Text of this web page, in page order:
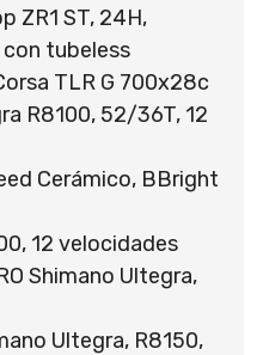
ZR1 ST, 24H,
tubeless
TLR G 700x28c
R8100, 52/36T, 12
Cerámico, BBright
12 velocidades
Shimano Ultegra,
Ultegra, R8150,